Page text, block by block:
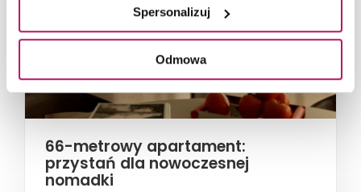
Spersonalizuj
Odmowa
66-metrowy apartament:
przystań dla nowoczesnej
nomadki